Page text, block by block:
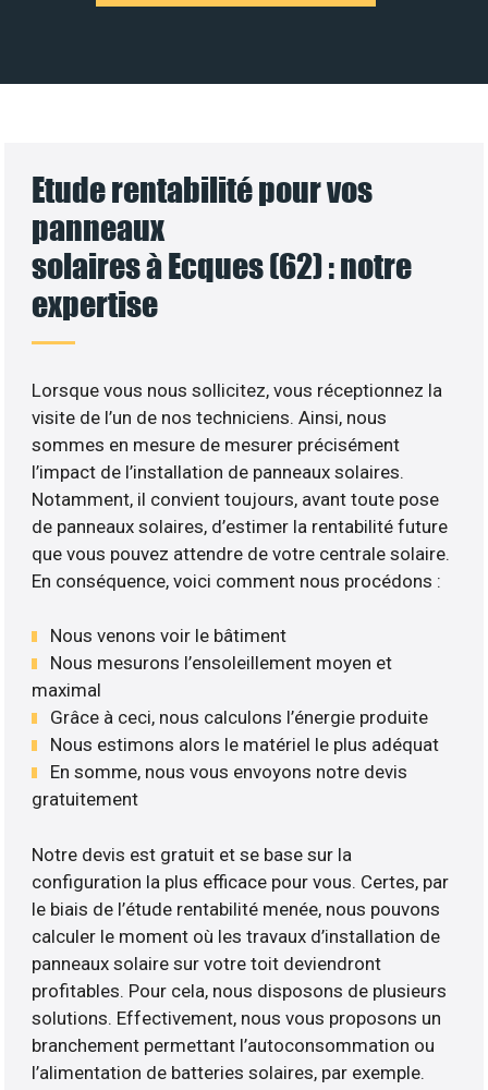
Etude rentabilité pour vos
panneaux
solaires à Ecques (62) : notre
expertise
Lorsque vous nous sollicitez, vous réceptionnez la
visite de l’un de nos techniciens. Ainsi, nous
sommes en mesure de mesurer précisément
l’impact de l’installation de panneaux solaires.
Notamment, il convient toujours, avant toute pose
de panneaux solaires, d’estimer la rentabilité future
que vous pouvez attendre de votre centrale solaire.
En conséquence, voici comment nous procédons :
Nous venons voir le bâtiment
Nous mesurons l’ensoleillement moyen et
maximal
Grâce à ceci, nous calculons l’énergie produite
Nous estimons alors le matériel le plus adéquat
En somme, nous vous envoyons notre devis
gratuitement
Notre devis est gratuit et se base sur la
configuration la plus efficace pour vous. Certes, par
le biais de l’étude rentabilité menée, nous pouvons
calculer le moment où les travaux d’installation de
panneaux solaire sur votre toit deviendront
profitables. Pour cela, nous disposons de plusieurs
solutions. Effectivement, nous vous proposons un
branchement permettant l’autoconsommation ou
l’alimentation de batteries solaires, par exemple.